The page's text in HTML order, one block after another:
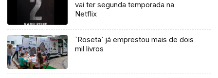
vai ter segunda temporada na
Netflix
`Roseta` já emprestou mais de dois
mil livros